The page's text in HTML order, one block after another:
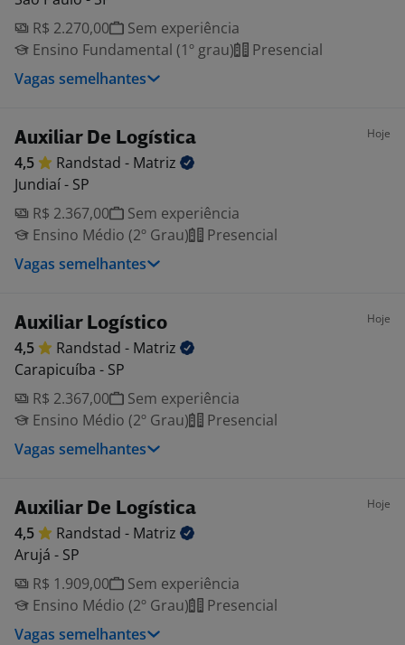
R$ 2.270,00
Sem experiência
Ensino Fundamental (1º grau)
Presencial
Vagas semelhantes
Auxiliar De Logística Hoje
4,5 Randstad - Matriz
Jundiaí - SP
R$ 2.367,00
Sem experiência
Ensino Médio (2º Grau)
Presencial
Vagas semelhantes
Auxiliar Logístico Hoje
4,5 Randstad - Matriz
Carapicuíba - SP
R$ 2.367,00
Sem experiência
Ensino Médio (2º Grau)
Presencial
Vagas semelhantes
Auxiliar De Logística Hoje
4,5 Randstad - Matriz
Arujá - SP
R$ 1.909,00
Sem experiência
Ensino Médio (2º Grau)
Presencial
Vagas semelhantes